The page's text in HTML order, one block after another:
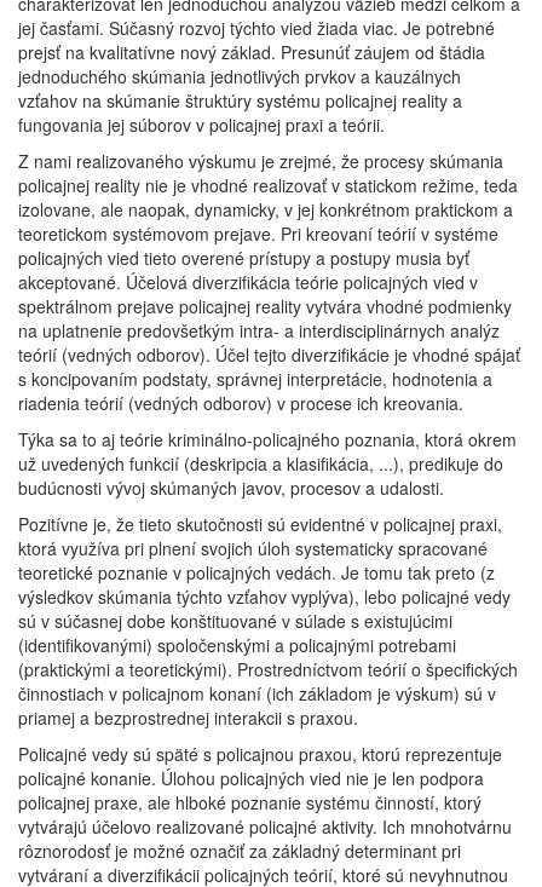
jej časťami. Súčasný rozvoj týchto vied žiada viac. Je potrebné
prejsť na kvalitatívne nový základ. Presunúť záujem od štádia
jednoduchého skúmania jednotlivých prvkov a kauzálnych
vzťahov na skúmanie štruktúry systému policajnej reality a
fungovania jej súborov v policajnej praxi a teórii.
Z nami realizovaného výskumu je zrejmé, že procesy skúmania
policajnej reality nie je vhodné realizovať v statickom režime, teda
izolovane, ale naopak, dynamicky, v jej konkrétnom praktickom a
teoretickom systémovom prejave. Pri kreovaní teórií v systéme
policajných vied tieto overené prístupy a postupy musia byť
akceptované. Účelová diverzifikácia teórie policajných vied v
spektrálnom prejave policajnej reality vytvára vhodné podmienky
na uplatnenie predovšetkým intra- a interdisciplinárnych analýz
teórií (vedných odborov). Účel tejto diverzifikácie je vhodné spájať
s koncipovaním podstaty, správnej interpretácie, hodnotenia a
riadenia teórií (vedných odborov) v procese ich kreovania.
Týka sa to aj teórie kriminálno-policajného poznania, ktorá okrem
už uvedených funkcií (deskripcia a klasifikácia, ...), predikuje do
budúcnosti vývoj skúmaných javov, procesov a udalosti.
Pozitívne je, že tieto skutočnosti sú evidentné v policajnej praxi,
ktorá využíva pri plnení svojich úloh systematicky spracované
teoretické poznanie v policajných vedách. Je tomu tak preto (z
výsledkov skúmania týchto vzťahov vyplýva), lebo policajné vedy
sú v súčasnej dobe konštituované v súlade s existujúcimi
(identifikovanými) spoločenskými a policajnými potrebami
(praktickými a teoretickými). Prostredníctvom teórií o špecifických
činnostiach v policajnom konaní (ich základom je výskum) sú v
priamej a bezprostrednej interakcii s praxou.
Policajné vedy sú späté s policajnou praxou, ktorú reprezentuje
policajné konanie. Úlohou policajných vied nie je len podpora
policajnej praxe, ale hlboké poznanie systému činností, ktorý
vytvárajú účelovo realizované policajné aktivity. Ich mnohotvárnu
rôznorodosť je možné označiť za základný determinant pri
vytváraní a diverzifikácii policajných teórií, ktoré sú nevyhnutnou